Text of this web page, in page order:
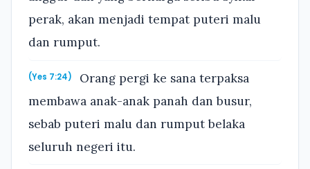
perak, akan menjadi tempat puteri malu
dan rumput.
(Yes 7:24)
Orang pergi ke sana terpaksa
membawa anak-anak panah dan busur,
sebab puteri malu dan rumput belaka
seluruh negeri itu.